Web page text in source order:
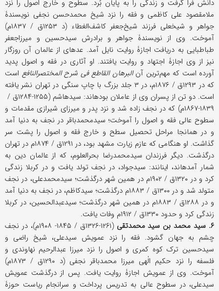
دانش فرا گرفت و زندگی را به پایان بُرد. سطوح و خارج اصول را نزد
ملامقصود علی کاظمی و فقه را نزد شیخ محمدحسن نجفی نویسندۀ
جواهر و شیخ‎علی فرزند شیخ‌جعفر کاشف‌الغطاء (د ۱۲۵۳ق / ۱۸۳۷م)
آموخت. وی از نویسندۀ جواهر و برادرش سیدحسین و میرزاجعفر
طباطبایی به دریافت اجازۀ روایت نایل آمد. عده‎ای از عالمان آن روزگار
نیز از وی اجازۀ اجتهاد و روایت یافتند. او آثاری در فقه و اصول پدید
آورده است که مهم‌ترین آنالبرهان القاطع فی شرح المختصرالنافع است
که در ۱۲۹۳ق / ۱۸۷۶م، در ۳ جلد بزرگ با چاپ سنگی در تهران نشر یافته
است. دو تن از پسران وی از عاملان بوده‎اند: سیدهاشم (۱۲۵۵-۱۲۸۴ق /
۱۸۳۹-۱۸۶۷م) که در نجف زاده شد و نزد پدر و میرزای شیرازی مقدمات و
سطوح عالی فقه و اصول را آموخت؛ سیدمحمدباقر در نجف به دنیا آمد
و در همانجا مراحل تحصیل سطح و خارج فقه و اصول را پشت سر
گذاشت. او هنگامی که عازم زیارت مشهد بود، در ۱۲۹۱ق / ۱۸۷۴م در تهران
درگذشت. دیگر فرزندان سیدمحمدرضا بحرالعلوم، که از عالمان دین به
شمار آمده‎اند، اینانند: سیدجواد، در نجف تولد یافت و در کربلا زندگی
کرد و در ۱۳۲۰ق / ۱۹۰۲م در همین شهر درگذشت؛ سیدمحمدعلی، در نجف
متولد شد و در ۱۳۰۰ق / ۱۸۸۳م درگذشت؛ سیدکاظم، در نجف به دنیا آمد
و در ۱۲۸۸ق / ۱۸۸۳م در همین شهر درگذشت؛ سیدعبدالحسین، در کربلا
زندگی کرد و حدود ۱۳۳۰ق / ۱۹۱۲م وفات یافت.
۶. سید محمد بن سید محمدتقی
(۱۲۶۱-۱۳۲۶ق / ۱۸۴۵- ۱۹۰۸م)، در نجف
چشم به جهان گشود. فقه را نزد عمویش سیدعلی، شیخ راضی و
سیدحسین ترک کوه کمری و اصول را نزد میرزا ‎عبدالرحیم نهاوندی و
فلسفه را نزد حکیم الٰهی میرزا‎ محمدباقر نجفی (د ۱۲۹۰ق / ۱۸۷۳م)
آموخت. وی از عمویش اجازۀ روایت یافت. پس از درگذشت عمویش
سیدعلی، در سطوح عالی به تدریس پرداخت و سرانجام ریاست حوزۀ